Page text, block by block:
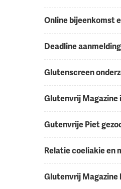
Online bijeenkomst
Deadline
Glutenscreen
Glutenvrij Magazine
Gutenvrije Piet
Relatie coeliakie en
Glutenvrij Magazine